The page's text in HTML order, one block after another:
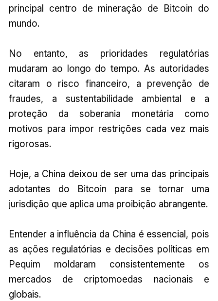
principal centro de mineração de Bitcoin do
mundo.
No entanto, as prioridades regulatórias
mudaram ao longo do tempo. As autoridades
citaram o risco financeiro, a prevenção de
fraudes, a sustentabilidade ambiental e a
proteção da soberania monetária como
motivos para impor restrições cada vez mais
rigorosas.
Hoje, a China deixou de ser uma das principais
adotantes do Bitcoin para se tornar uma
jurisdição que aplica uma proibição abrangente.
Entender a influência da China é essencial, pois
as ações regulatórias e decisões políticas em
Pequim moldaram consistentemente os
mercados de criptomoedas nacionais e
globais.